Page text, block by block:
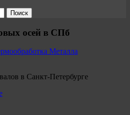
осей в СПб
Металла
в Санкт-Петербурге